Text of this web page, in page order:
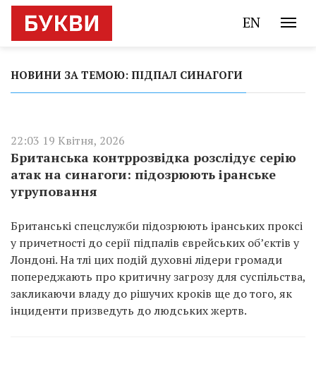
EN
НОВИНИ ЗА ТЕМОЮ: ПІДПАЛ СИНАГОГИ
22:03 19 Квітня, 2026
Британська контррозвідка розслідує серію
атак на синагоги: підозрюють іранське
угруповання
Британські спецслужби підозрюють іранських проксі
у причетності до серії підпалів єврейських об’єктів у
Лондоні. На тлі цих подій духовні лідери громади
попереджають про критичну загрозу для суспільства,
закликаючи владу до рішучих кроків ще до того, як
інциденти призведуть до людських жертв.